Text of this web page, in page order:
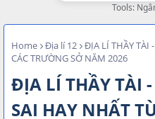
Tools:
Home Địa lí 12
ĐỊA LÍ THẦY TÀI
CÁC TRƯỜNG SỞ NĂM 2026
ĐỊA LÍ THẦY TÀI
SAI HAY NHẤT